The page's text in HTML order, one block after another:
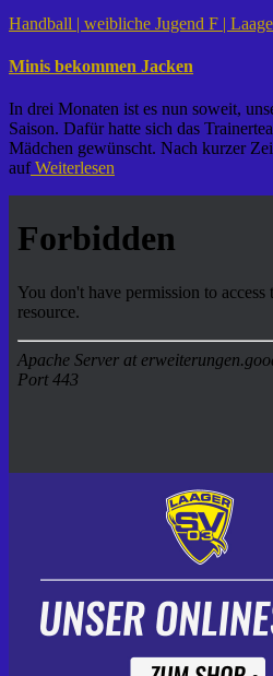
Handball | weibliche Jugend F |
Minis bekommen Jacken
In drei Monaten ist es nun soweit,
Saison. Dafür hatte sich das
Mädchen gewünscht. Nach kurzer
aufWeiterlesen